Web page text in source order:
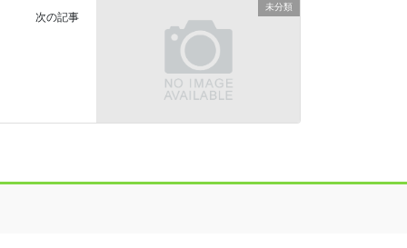
未分類
次の記事